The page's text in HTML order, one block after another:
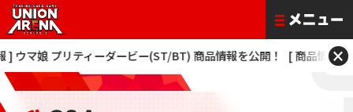
娘 プリティーダービー(ST/BT) 商品情報を公開！ [ 商品情報 ] 僕のヒ
×